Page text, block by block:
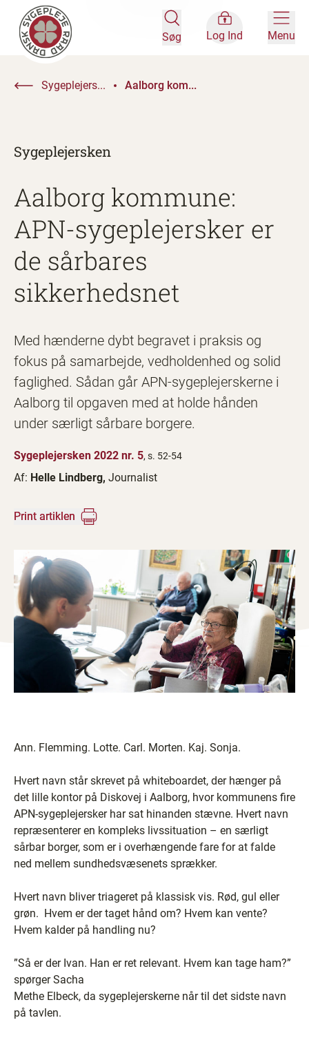
Søg Log Ind Menu
Sygeplejers... Aalborg kom...
Sygeplejersken
Aalborg kommune:
APN-sygeplejersker er
de sårbares
sikkerhedsnet
Med hænderne dybt begravet i praksis og
fokus på samarbejde, vedholdenhed og solid
faglighed. Sådan går APN-sygeplejerskerne i
Aalborg til opgaven med at holde hånden
under særligt sårbare borgere.
Sygeplejersken 2022 nr. 5, s. 52-54
Af: Helle Lindberg, Journalist
Print artiklen
Ann. Flemming. Lotte. Carl. Morten. Kaj. Sonja.
Hvert navn står skrevet på whiteboardet, der hænger på
det lille kontor på Diskovej i Aalborg, hvor kommunens fire
APN-sygeplejersker har sat hinanden stævne. Hvert navn
repræsenterer en kompleks livssituation – en særligt
sårbar borger, som er i overhængende fare for at falde
ned mellem sundhedsvæsenets sprækker.
Hvert navn bliver triageret på klassisk vis. Rød, gul eller
grøn. Hvem er der taget hånd om? Hvem kan vente?
Hvem kalder på handling nu?
”Så er der Ivan. Han er ret relevant. Hvem kan tage ham?”
spørger Sacha
Methe Elbeck, da sygeplejerskerne når til det sidste navn
på tavlen.